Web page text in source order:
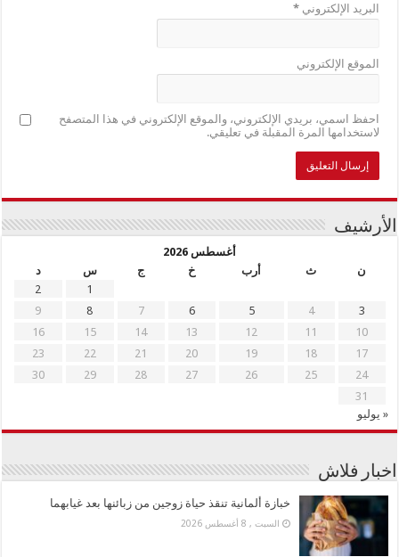
البريد الإلكتروني*
الموقع الإلكتروني
احفظ اسمي، بريدي الإلكتروني، والموقع الإلكتروني في هذا المتصفح
لاستخدامها المرة المقبلة في تعليقي.
الأرشيف
أغسطس 2026
ن
ث أرب خ ج س
د
1
2
3
4
5
6
7
8
9
10
11
12
13
14
15
16
17
18
19
20
21
22
23
24
25
26
27
28
29
30
31
« يوليو
اخبار فلاش
خبازة ألمانية تنقذ حياة زوجين من زبائنها بعد غيابهما
السبت , 8 أغسطس 2026